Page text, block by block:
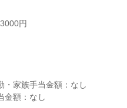
円
・家族手当金額：なし
金額：なし